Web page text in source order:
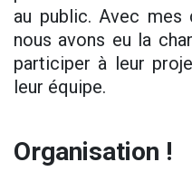
au public. Avec mes
nous avons eu la
participer à leur
leur équipe.
Organisation !